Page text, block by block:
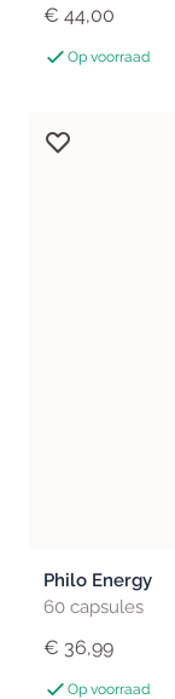
€ 44,00
Op voorraad
Philo Energy
60 capsules
€ 36,99
Op voorraad